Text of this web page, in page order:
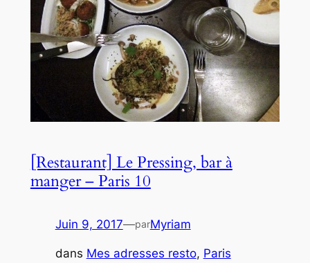
[Restaurant] Le Pressing, bar à
manger – Paris 10
Juin 9, 2017—parMyriam
dans Mes adresses resto, Paris